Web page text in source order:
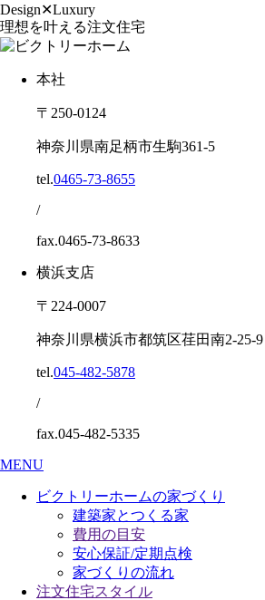
Design✕Luxury
理想を叶える注文住宅
本社
〒250-0124
神奈川県南足柄市生駒361-5
tel.0465-73-8655
/
fax.0465-73-8633
横浜支店
〒224-0007
神奈川県横浜市都筑区荏田南2-25-9
tel.045-482-5878
/
fax.045-482-5335
MENU
ビクトリーホームの家づくり
建築家とつくる家
費用の目安
安心保証/定期点検
家づくりの流れ
注文住宅スタイル